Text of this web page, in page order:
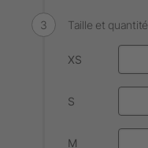
Taille et quantité
XS
S
M